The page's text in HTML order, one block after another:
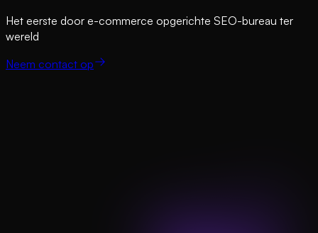
Het eerste door e-commerce opgerichte SEO-bureau ter
wereld
Neem contact op